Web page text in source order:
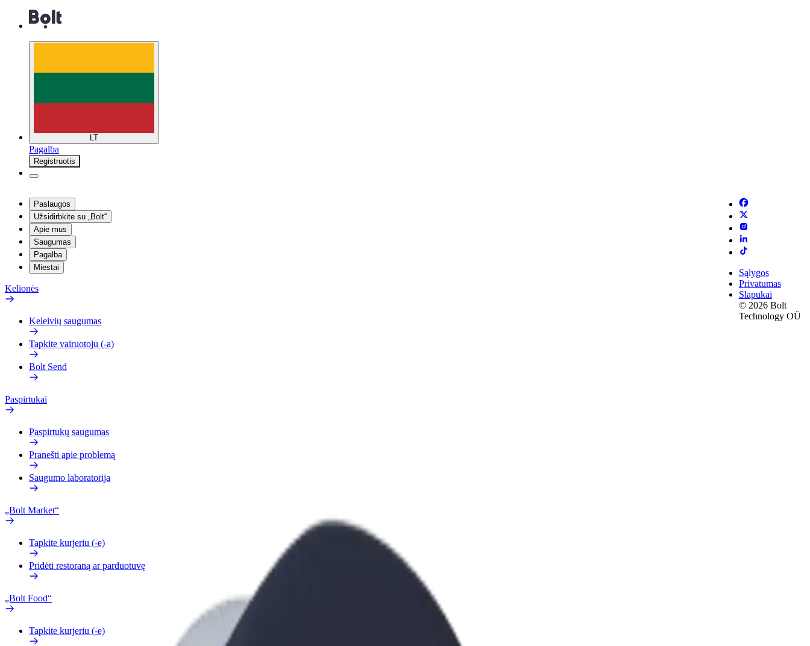
LT
Pagalba
Registruotis
Paslaugos
Užsidirbkite su „Bolt“
Apie mus
Saugumas
Pagalba
Miestai
Kelionės
Keleivių saugumas
Tapkite vairuotoju (-a)
Bolt Send
Paspirtukai
Paspirtukų saugumas
Pranešti apie problemą
Saugumo laboratorija
„Bolt Market“
Tapkite kurjeriu (-e)
Pridėti restoraną ar parduotuvę
„Bolt Food“
Tapkite kurjeriu (-e)
Sąlygos
Privatumas
Slapukai
© 2026 Bolt
Technology OÜ